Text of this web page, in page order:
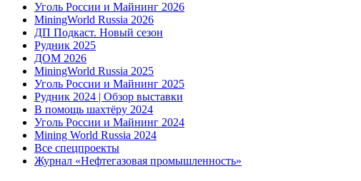
Уголь России и Майнинг 2026
MiningWorld Russia 2026
ДП Подкаст. Новый сезон
Рудник 2025
ДОМ 2026
MiningWorld Russia 2025
Уголь России и Майнинг 2025
Рудник 2024 | Обзор выставки
В помощь шахтёру 2024
Уголь России и Майнинг 2024
Mining World Russia 2024
Все спецпроекты
Журнал «Нефтегазовая промышленность»